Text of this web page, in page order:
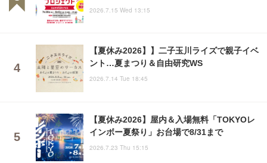
2026.7.15 Wed 13:15
【夏休み2026】】二子玉川ライズで親子イベ
ント…夏まつり＆自由研究WS
2026.7.14 Tue 18:45
【夏休み2026】屋内＆入場無料「TOKYOレ
インボー夏祭り」お台場で8/31まで
2026.7.23 Thu 15:15